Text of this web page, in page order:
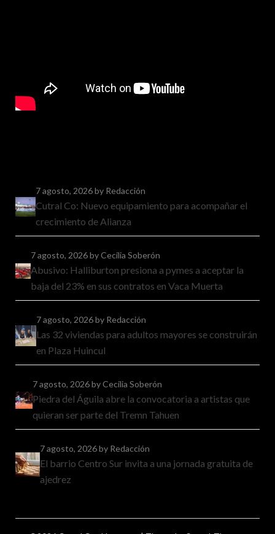
7 agosto, 2026by Redacción
Cutral Co: Nuevo equipamiento para acompañar el
crecimiento de Alianza
7 agosto, 2026by Cecilia Soberón
Abusivo: Halliburton presiona a pymes a aceptar la
baja del 23% en sus contratos en Vaca Muerta
7 agosto, 2026by Redacción
Las 32 viviendas para adultos mayores se construirán
en Plaza Huincul
7 agosto, 2026by Cecilia Soberón
Piedra del Águila abre la convocatoria a artistas que
quieran ser parte del Tremn Tahuen
7 agosto, 2026by Redacción
El barrio Centro Sur invita a una jornada gratuita de
ajedrez